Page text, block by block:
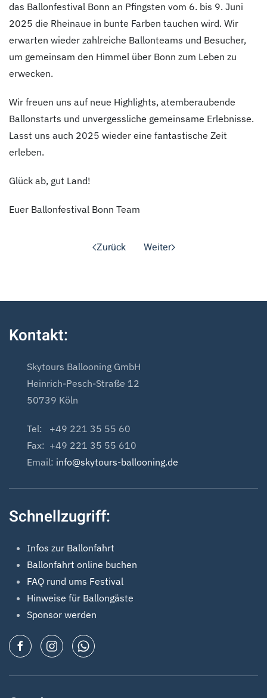
das Ballonfestival Bonn an Pfingsten vom 6. bis 9. Juni
2025 die Rheinaue in bunte Farben tauchen wird. Wir
erwarten wieder zahlreiche Ballonteams und Besucher,
um gemeinsam den Himmel über Bonn zum Leben zu
erwecken.
Wir freuen uns auf neue Highlights, atemberaubende
Ballonstarts und unvergessliche gemeinsame Erlebnisse.
Lasst uns auch 2025 wieder eine fantastische Zeit
erleben.
Glück ab, gut Land!
Euer Ballonfestival Bonn Team
Zurück Weiter
Kontakt:
Skytours Ballooning GmbH
Heinrich-Pesch-Straße 12
50739 Köln
Tel: +49 221 35 55 60
Fax: +49 221 35 55 610
Email: info@skytours-ballooning.de
Schnellzugriff:
Infos zur Ballonfahrt
Ballonfahrt online buchen
FAQ rund ums Festival
Hinweise für Ballongäste
Sponsor werden